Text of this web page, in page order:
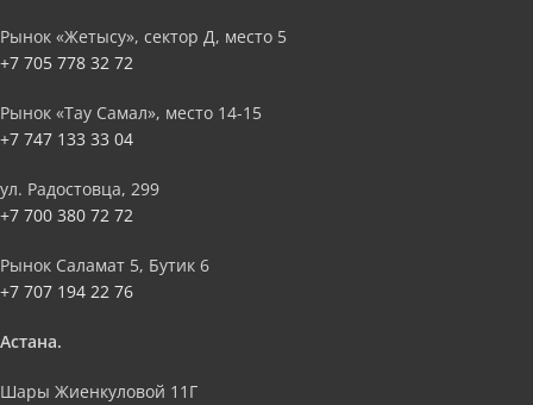
Рынок «Жетысу», сектор Д, место 5
+7 705 778 32 72
Рынок «Тау Самал», место 14-15
+7 747 133 33 04
ул. Радостовца, 299
+7 700 380 72 72
Рынок Саламат 5, Бутик 6
+7 707 194 22 76
Астана.
Шары Жиенкуловой 11Г